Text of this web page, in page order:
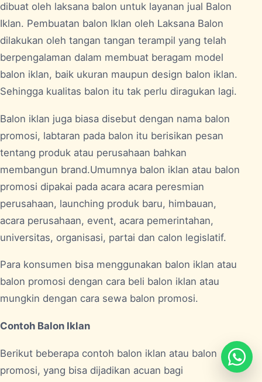
dibuat oleh laksana balon untuk layanan jual Balon
Iklan. Pembuatan balon Iklan oleh Laksana Balon
dilakukan oleh tangan tangan terampil yang telah
berpengalaman dalam membuat beragam model
balon iklan, baik ukuran maupun design balon iklan.
Sehingga kualitas balon itu tak perlu diragukan lagi.
Balon iklan juga biasa disebut dengan nama balon
promosi, labtaran pada balon itu berisikan pesan
tentang produk atau perusahaan bahkan
membangun brand.Umumnya balon iklan atau balon
promosi dipakai pada acara acara peresmian
perusahaan, launching produk baru, himbauan,
acara perusahaan, event, acara pemerintahan,
universitas, organisasi, partai dan calon legislatif.
Para konsumen bisa menggunakan balon iklan atau
balon promosi dengan cara beli balon iklan atau
mungkin dengan cara sewa balon promosi.
Contoh Balon Iklan
Berikut beberapa contoh balon iklan atau balon
promosi, yang bisa dijadikan acuan bagi